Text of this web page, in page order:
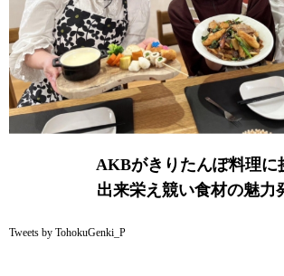
AKBがきりたんぽ料理に
出来栄え競い食材の魅力
Tweets by TohokuGenki_P